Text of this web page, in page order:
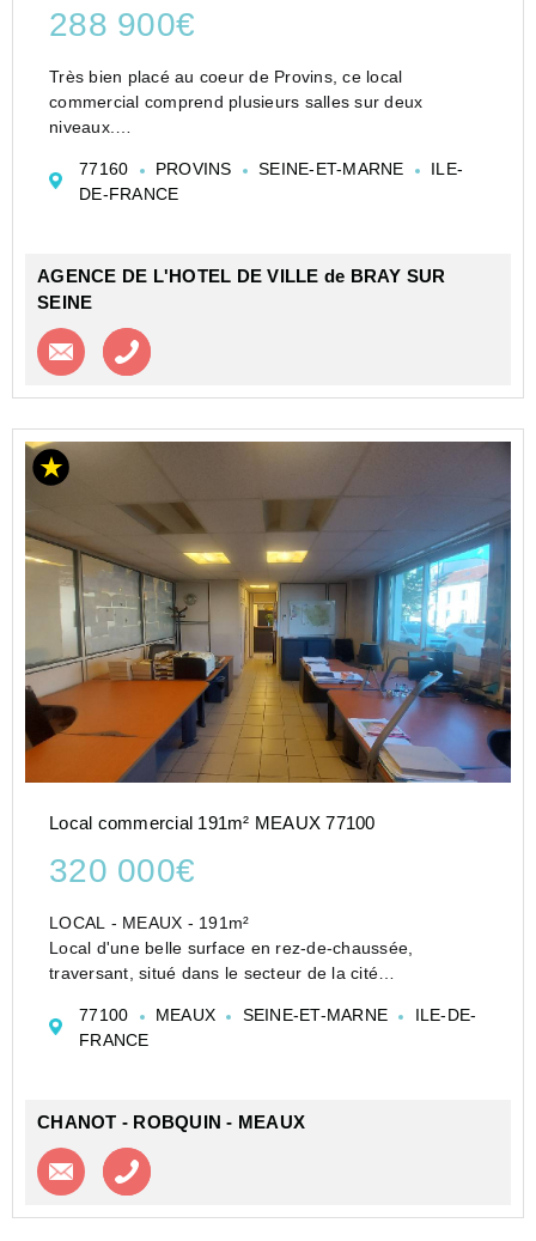
288 900€
Très bien placé au coeur de Provins, ce local
commercial comprend plusieurs salles sur deux
niveaux.
et arrière-cuisine, salle de restaurant et sanitaires
A l'étage : palier, salle de réception d...
77160 PROVINS SEINE-ET-MARNE
ILE-
DE-FRANCE
AGENCE DE L'HOTEL DE VILLE de BRAY SUR
SEINE
Contacter l'agence
Local commercial 191m² MEAUX 77100
320 000€
LOCAL - MEAUX - 191m²
Local d'une belle surface en rez-de-chaussée,
traversant, situé dans le secteur de la cité
bordée de nombreuses places de stationnements.
Actuellement l'epace est divisé en B...
77100 MEAUX SEINE-ET-MARNE
ILE-DE-
FRANCE
CHANOT - ROBQUIN - MEAUX
Contacter l'agence